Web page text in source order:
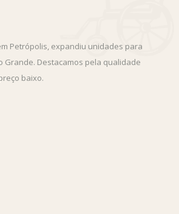
Petrópolis, expandiu unidades para
Grande. Destacamos pela qualidade
baixo.